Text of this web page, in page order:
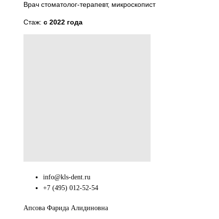
Врач стоматолог-терапевт, микроскопист
Стаж: с 2022 года
info@kls-dent.ru
+7 (495) 012-52-54
Апсова Фарида Алидиновна